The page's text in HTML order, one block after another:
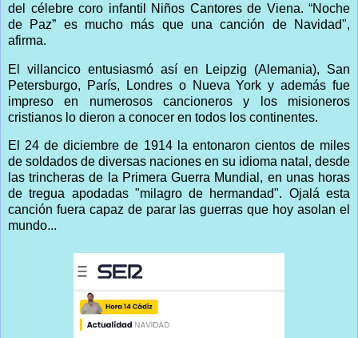
del célebre coro infantil Niños Cantores de Viena. “Noche
de Paz” es mucho más que una canción de Navidad",
afirma.
El villancico entusiasmó así en Leipzig (Alemania), San
Petersburgo, París, Londres o Nueva York y además fue
impreso en numerosos cancioneros y los misioneros
cristianos lo dieron a conocer en todos los continentes.
El 24 de diciembre de 1914 la entonaron cientos de miles
de soldados de diversas naciones en su idioma natal, desde
las trincheras de la Primera Guerra Mundial, en unas horas
de tregua apodadas "milagro de hermandad". Ojalá esta
canción fuera capaz de parar las guerras que hoy asolan el
mundo...